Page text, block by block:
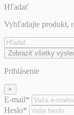
Hľadať
Vyhľadajte produkt,
Zobraziť všetky
Prihlásenie
×
E-mail*
Heslo*